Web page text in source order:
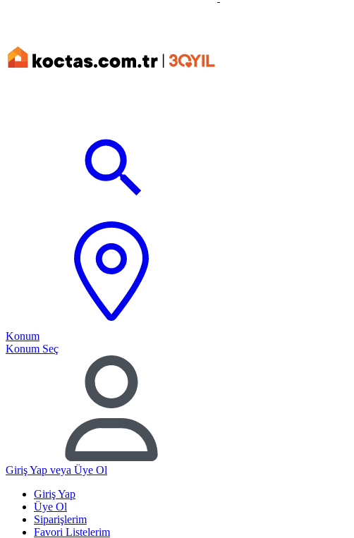
Konum
Konum Seç
Giriş Yap veya Üye Ol
Giriş Yap
Üye Ol
Siparişlerim
Favori Listelerim